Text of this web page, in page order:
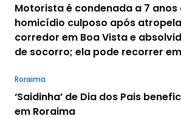
Motorista é condenada a 7
homicídio culposo após
corredor em Boa Vista e
de socorro; ela pode recorrer
Roraima
‘Saidinha’ de Dia dos Pais
em Roraima